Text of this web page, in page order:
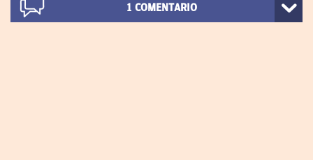
1 COMENTARIO